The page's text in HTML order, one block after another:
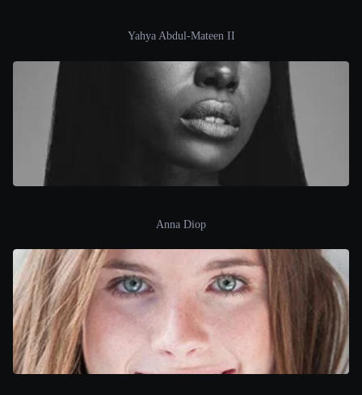
Yahya Abdul-Mateen II
Anna Diop